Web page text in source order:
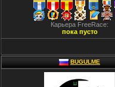
Карьера FreeRace:
пока пусто
BUGULME